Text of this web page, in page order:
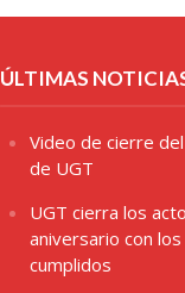
ÚLTIMAS
Video de cierre
de UGT
UGT cierra los
aniversario con
cumplidos